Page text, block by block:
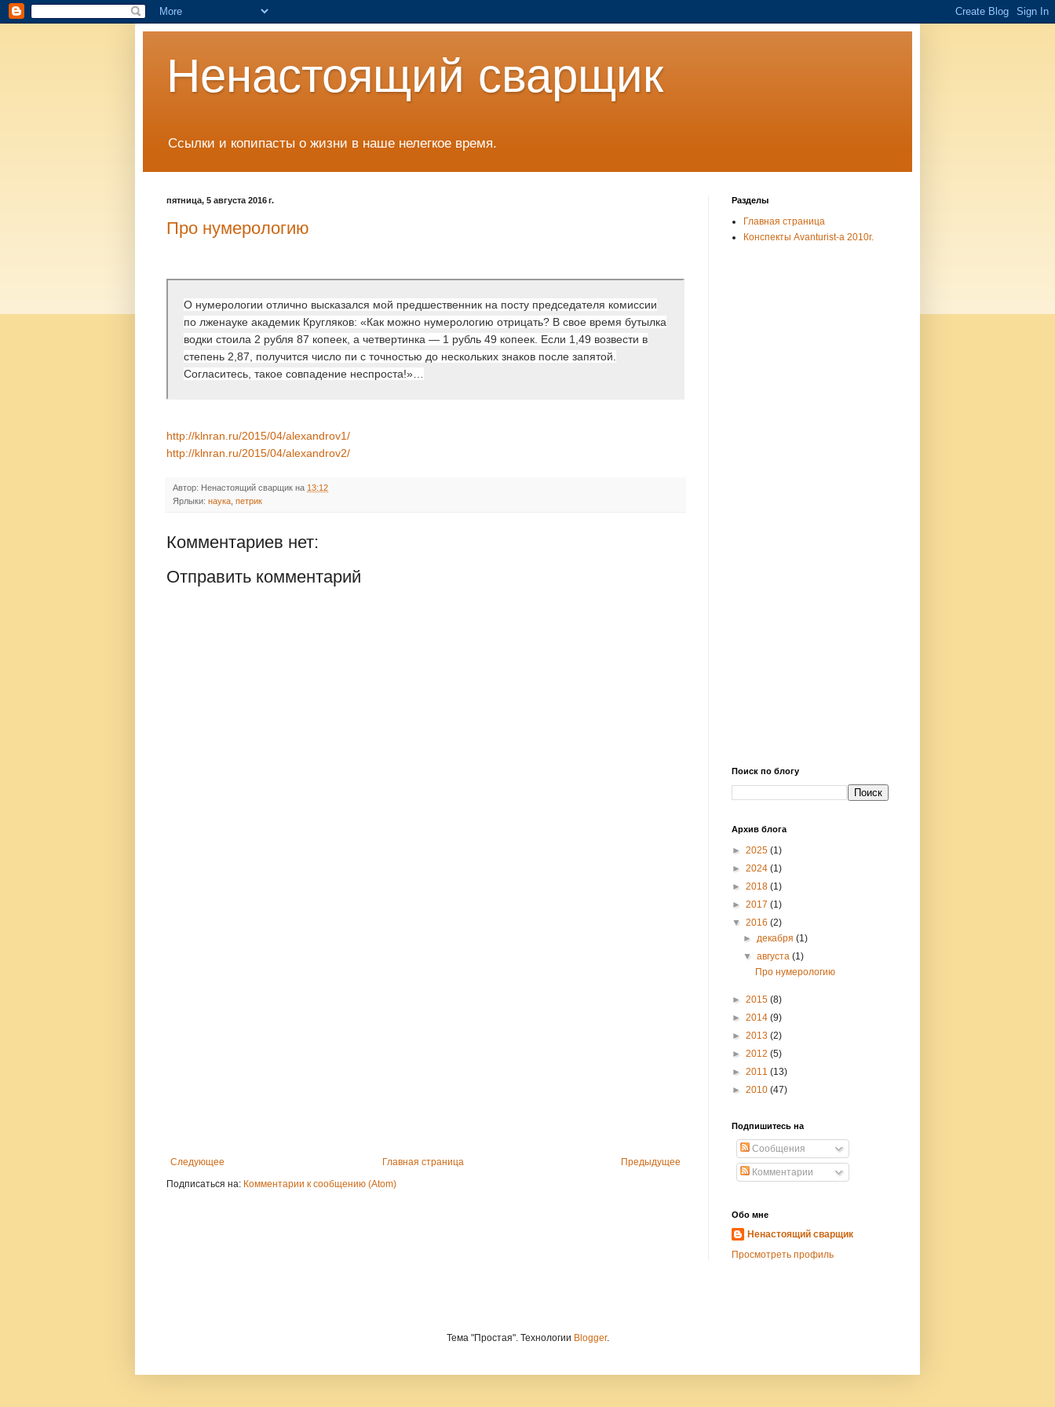
Ненастоящий сварщик
Ссылки и копипасты о жизни в наше нелегкое время.
пятница, 5 августа 2016 г.
Про нумерологию
О нумерологии отлично высказался мой предшественник на посту председателя комиссии
по лженауке академик Кругляков: «Как можно нумерологию отрицать? В свое время бутылка
водки стоила 2 рубля 87 копеек, а четвертинка — 1 рубль 49 копеек. Если 1,49 возвести в
степень 2,87, получится число пи с точностью до нескольких знаков после запятой.
Согласитесь, такое совпадение неспроста!»…
http://klnran.ru/2015/04/alexandrov1/
http://klnran.ru/2015/04/alexandrov2/
Автор: Ненастоящий сварщик на 13:12
Ярлыки: наука петрик
Комментариев нет:
Отправить комментарий
Следующее Предыдущее
Главная страница
Подписаться на: Комментарии к сообщению (Atom)
Разделы
Главная страница
Конспекты Avanturist-а 2010г.
Поиск по блогу
Архив блога
► 2025 (1)
► 2024 (1)
► 2018 (1)
► 2017 (1)
▼ 2016 (2)
►декабря(1)
▼августа(1)
Про нумерологию
► 2015 (8)
► 2014 (9)
► 2013 (2)
► 2012 (5)
► 2011 (13)
► 2010 (47)
Подпишитесь на
Сообщения
Комментарии
Обо мне
Ненастоящий сварщик
Просмотреть профиль
Тема "Простая". Технологии Blogger.